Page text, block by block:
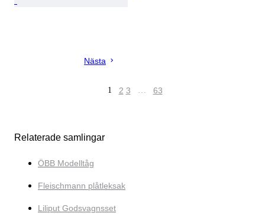
Nästa
1 2 3 … 63
Relaterade samlingar
ÖBB Modelltåg
Fleischmann plåtleksak
Liliput Godsvagnsset